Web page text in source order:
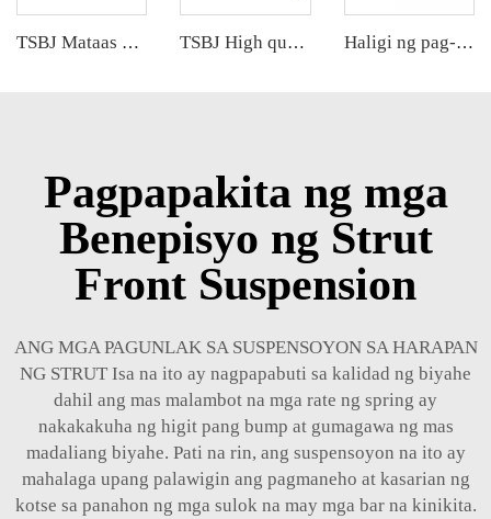
TSBJ Mataas na kalidad ang pang-maynila tagapagbenta ng front lower control arm para sa Mercedes C series W204 OE 2043306711 2043303111 TSBJ High quality wholesale manufacturer front lower control arm para sa Mercedes-Benz M-CLASS (W166) 2011- OE 1663300107 Haligi ng pag-andar
Pagpapakita ng mga
Benepisyo ng Strut
Front Suspension
ANG MGA PAGUNLAK SA SUSPENSOYON SA HARAPAN
NG STRUT Isa na ito ay nagpapabuti sa kalidad ng biyahe
dahil ang mas malambot na mga rate ng spring ay
nakakakuha ng higit pang bump at gumagawa ng mas
madaliang biyahe. Pati na rin, ang suspensoyon na ito ay
mahalaga upang palawigin ang pagmaneho at kasarian ng
kotse sa panahon ng mga sulok na may mga bar na kinikita.